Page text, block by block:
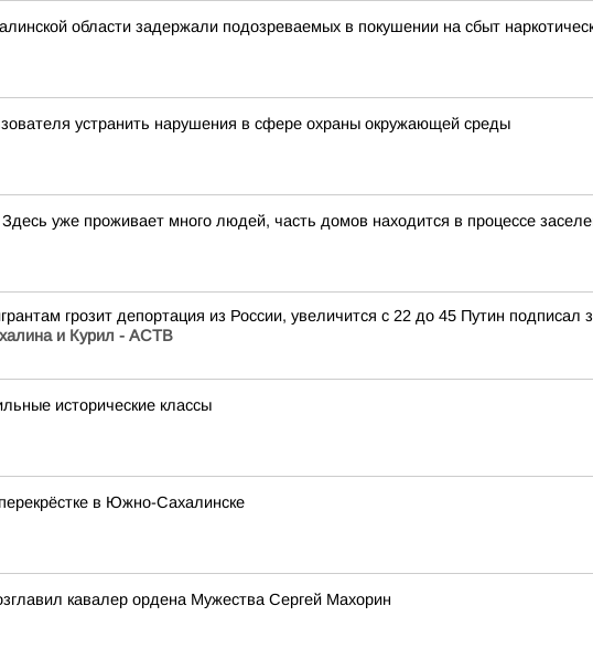
области задержали подозреваемых в покушении на сбыт
устранить нарушения в сфере охраны окружающей среды
уже проживает много людей, часть домов находится в процессе
грозит депортация из России, увеличится с 22 до 45 Путин
и Курил - АСТВ
исторические классы
в Южно-Сахалинске
кавалер ордена Мужества Сергей Махорин